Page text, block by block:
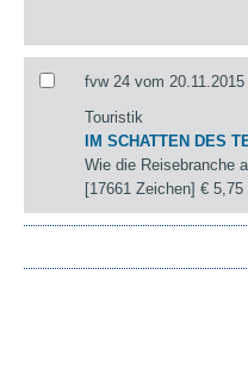
fvw 24 vom
Touristik
IM SCHATTEN DES
Wie die Reisebranche
[17661 Zeichen]€ 5,75